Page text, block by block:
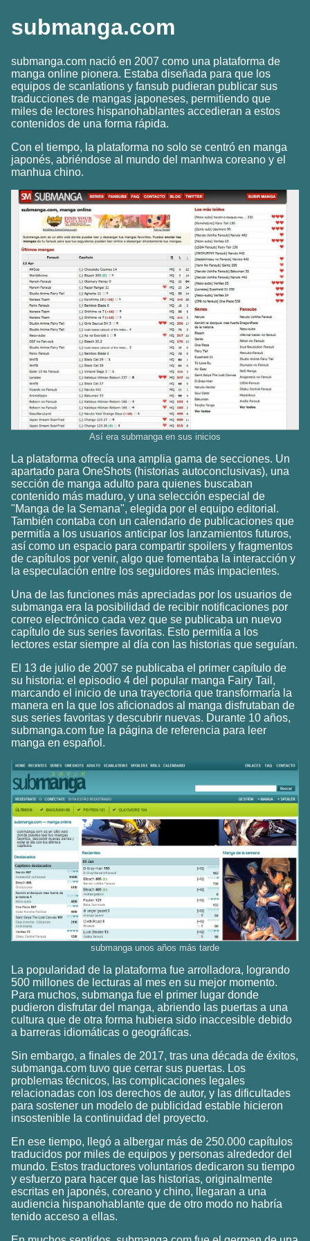
submanga.com
submanga.com nació en 2007 como una plataforma de
manga online pionera. Estaba diseñada para que los
equipos de scanlations y fansub pudieran publicar sus
traducciones de mangas japoneses, permitiendo que
miles de lectores hispanohablantes accedieran a estos
contenidos de una forma rápida.
Con el tiempo, la plataforma no solo se centró en manga
japonés, abriéndose al mundo del manhwa coreano y el
manhua chino.
Así era submanga en sus inicios
La plataforma ofrecía una amplia gama de secciones. Un
apartado para OneShots (historias autoconclusivas), una
sección de manga adulto para quienes buscaban
contenido más maduro, y una selección especial de
"Manga de la Semana", elegida por el equipo editorial.
También contaba con un calendario de publicaciones que
permitía a los usuarios anticipar los lanzamientos futuros,
así como un espacio para compartir spoilers y fragmentos
de capítulos por venir, algo que fomentaba la interacción y
la especulación entre los seguidores más impacientes.
Una de las funciones más apreciadas por los usuarios de
submanga era la posibilidad de recibir notificaciones por
correo electrónico cada vez que se publicaba un nuevo
capítulo de sus series favoritas. Esto permitía a los
lectores estar siempre al día con las historias que seguían.
El 13 de julio de 2007 se publicaba el primer capítulo de
su historia: el episodio 4 del popular manga Fairy Tail,
marcando el inicio de una trayectoria que transformaría la
manera en la que los aficionados al manga disfrutaban de
sus series favoritas y descubrir nuevas. Durante 10 años,
submanga.com fue la página de referencia para leer
manga en español.
submanga unos años más tarde
La popularidad de la plataforma fue arrolladora, logrando
500 millones de lecturas al mes en su mejor momento.
Para muchos, submanga fue el primer lugar donde
pudieron disfrutar del manga, abriendo las puertas a una
cultura que de otra forma hubiera sido inaccesible debido
a barreras idiomáticas o geográficas.
Sin embargo, a finales de 2017, tras una década de éxitos,
submanga.com tuvo que cerrar sus puertas. Los
problemas técnicos, las complicaciones legales
relacionadas con los derechos de autor, y las dificultades
para sostener un modelo de publicidad estable hicieron
insostenible la continuidad del proyecto.
En ese tiempo, llegó a albergar más de 250.000 capítulos
traducidos por miles de equipos y personas alrededor del
mundo. Estos traductores voluntarios dedicaron su tiempo
y esfuerzo para hacer que las historias, originalmente
escritas en japonés, coreano y chino, llegaran a una
audiencia hispanohablante que de otro modo no habría
tenido acceso a ellas.